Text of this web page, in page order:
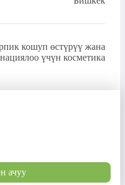
кошуп өстүрүү жана
үчүн косметика
ачуу